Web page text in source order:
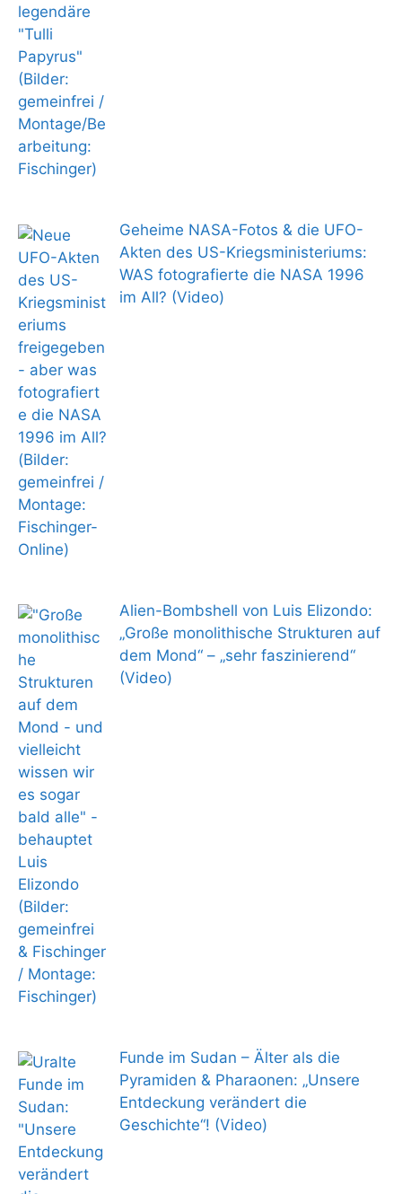
Geheime NASA-Fotos & die UFO-
Akten des US-Kriegsministeriums:
WAS fotografierte die NASA 1996
im All? (Video)
Alien-Bombshell von Luis Elizondo:
„Große monolithische Strukturen auf
dem Mond“ – „sehr faszinierend“
(Video)
Funde im Sudan – Älter als die
Pyramiden & Pharaonen: „Unsere
Entdeckung verändert die
Geschichte“! (Video)